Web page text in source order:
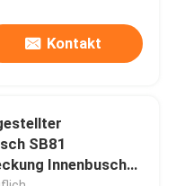
Kontakt
SB81
Innenbusch